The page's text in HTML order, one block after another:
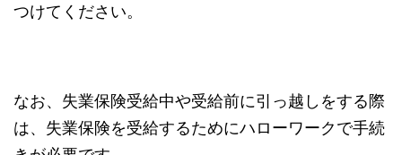
つけてください。
なお、失業保険受給中や受給前に引っ越しをする際
は、失業保険を受給するためにハローワークで手続